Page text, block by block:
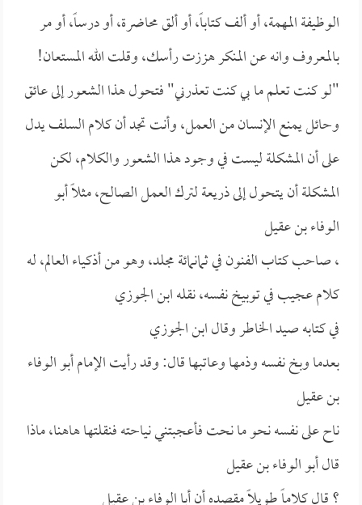
الوظيفة المهمة، أو ألف كتاباً، أو ألق محاضرة، أو درساً، أو مر
بالمعروف وانه عن المنكر هززت رأسك، وقلت الله المستعان!
"لو كنت تعلم ما بي كنت تعذرني" فتحول هذا الشعور إلى عائق
وحائل يمنع الإنسان من العمل، وأنت تجد أن كلام السلف يدل
على أن المشكلة ليست في وجود هذا الشعور والكلام، لكن
المشكلة أن يتحول إلى ذريعة لترك العمل الصالح، مثلاًأبو
الوفاء بن عقيل
، صاحبكتاب الفنون في ثمانمائة مجلد، وهو من أذكياء العالم، له
كلام عجيب في توبيخ نفسه، نقلهابن الجوزي
في كتابهصيد الخاطر وقالابن الجوزي
بعدما وبخ نفسه وذمها وعاتبها قال: وقد رأيت الإمامأبو الوفاء
بن عقيل
ناح على نفسه نحو ما نحت فأعجبتني نياحته فنقلتها هاهنا، ماذا
قالأبو الوفاء بن عقيل